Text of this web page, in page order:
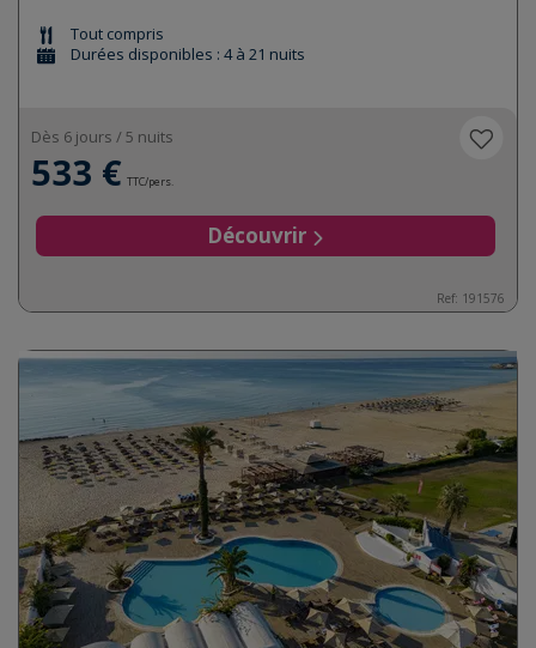
Tout compris
Durées disponibles : 4 à 21 nuits
Dès 6 jours / 5 nuits
533 € TTC/pers.
Découvrir
Ref: 191576